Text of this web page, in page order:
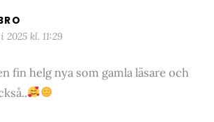
2025 kl. 11:29
fin helg nya som gamla läsare och